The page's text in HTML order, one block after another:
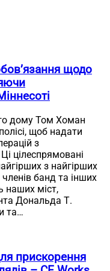
щодо
дому Том Хоман
щоб надати
з
цілеспрямовані
з найгірших
членів банд та інших
наших міст,
Дональда Т.
та…
прискорення